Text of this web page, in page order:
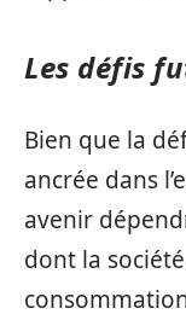
Les défis
Bien que la
ancrée dans
avenir
dont la